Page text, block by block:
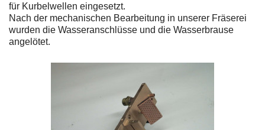
für Kurbelwellen eingesetzt.
Nach der mechanischen Bearbeitung in unserer Fräserei
wurden die Wasseranschlüsse und die Wasserbrause
angelötet.